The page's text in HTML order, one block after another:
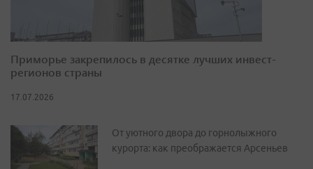
Приморье закрепилось в десятке лучших инвест-
регионов страны
17.07.2026
От уютного двора до горнолыжного
курорта: как преображается Арсеньев